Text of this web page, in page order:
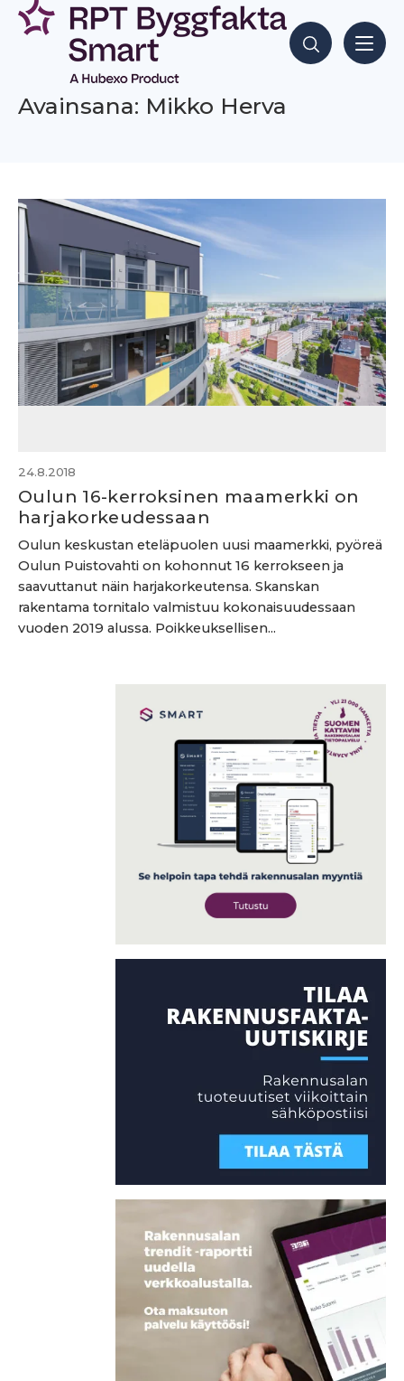
Siirry
sisältöön
Hae sisältöjä
Avainsana: Mikko Herva
24.8.2018
Oulun 16-kerroksinen maamerkki on
harjakorkeudessaan
Oulun keskustan eteläpuolen uusi maamerkki, pyöreä
Oulun Puistovahti on kohonnut 16 kerrokseen ja
saavuttanut näin harjakorkeutensa. Skanskan
rakentama tornitalo valmistuu kokonaisuudessaan
vuoden 2019 alussa. Poikkeuksellisen...